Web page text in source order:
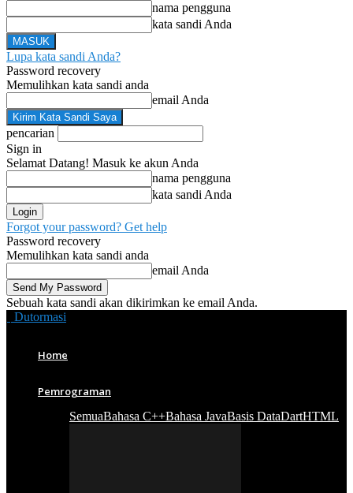
nama pengguna
kata sandi Anda
Lupa kata sandi Anda?
Password recovery
Memulihkan kata sandi anda
email Anda
pencarian
Sign in
Selamat Datang! Masuk ke akun Anda
nama pengguna
kata sandi Anda
Forgot your password? Get help
Password recovery
Memulihkan kata sandi anda
email Anda
Sebuah kata sandi akan dikirimkan ke email Anda.
Dutormasi
Home
Pemrograman
SemuaBahasa C++Bahasa JavaBasis DataDartHTML